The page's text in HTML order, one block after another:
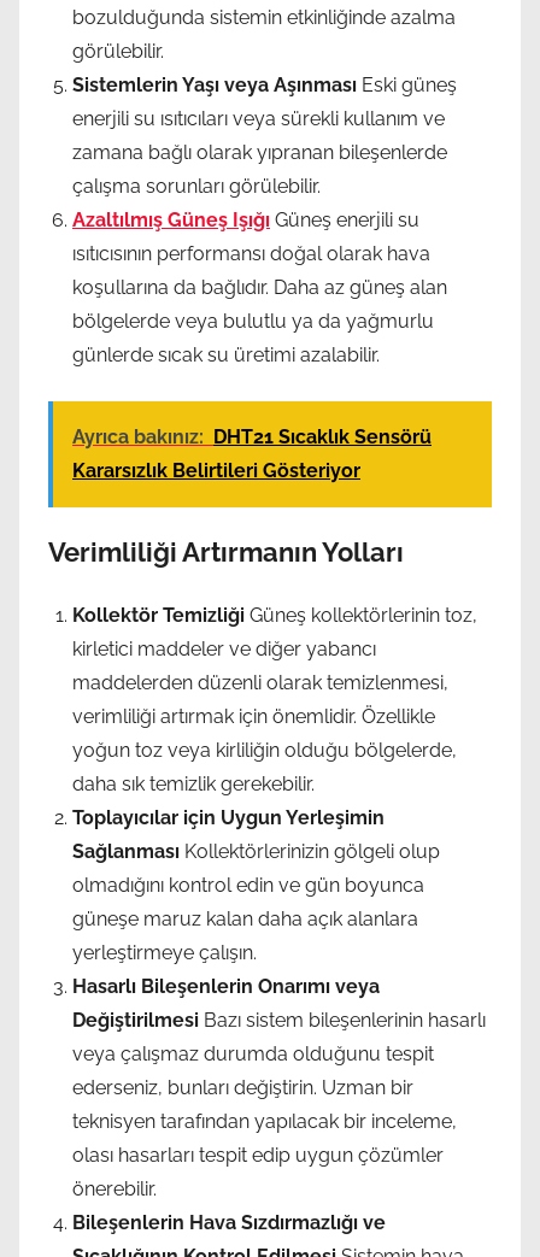
bozulduğunda sistemin etkinliğinde azalma
görülebilir.
Sistemlerin Yaşı veya Aşınması Eski güneş
enerjili su ısıtıcıları veya sürekli kullanım ve
zamana bağlı olarak yıpranan bileşenlerde
çalışma sorunları görülebilir.
Azaltılmış Güneş Işığı Güneş enerjili su
ısıtıcısının performansı doğal olarak hava
koşullarına da bağlıdır. Daha az güneş alan
bölgelerde veya bulutlu ya da yağmurlu
günlerde sıcak su üretimi azalabilir.
Ayrıca bakınız: DHT21 Sıcaklık Sensörü
Kararsızlık Belirtileri Gösteriyor
Verimliliği Artırmanın Yolları
Kollektör Temizliği Güneş kollektörlerinin toz,
kirletici maddeler ve diğer yabancı
maddelerden düzenli olarak temizlenmesi,
verimliliği artırmak için önemlidir. Özellikle
yoğun toz veya kirliliğin olduğu bölgelerde,
daha sık temizlik gerekebilir.
Toplayıcılar için Uygun Yerleşimin
Sağlanması Kollektörlerinizin gölgeli olup
olmadığını kontrol edin ve gün boyunca
güneşe maruz kalan daha açık alanlara
yerleştirmeye çalışın.
Hasarlı Bileşenlerin Onarımı veya
Değiştirilmesi Bazı sistem bileşenlerinin hasarlı
veya çalışmaz durumda olduğunu tespit
ederseniz, bunları değiştirin. Uzman bir
teknisyen tarafından yapılacak bir inceleme,
olası hasarları tespit edip uygun çözümler
önerebilir.
Bileşenlerin Hava Sızdırmazlığı ve